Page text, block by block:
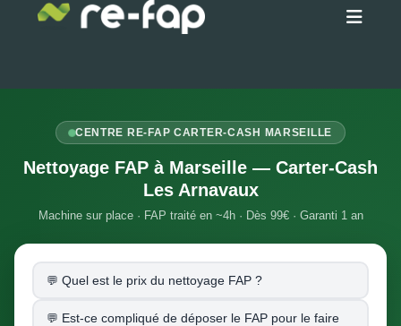
CENTRE RE-FAP CARTER-CASH MARSEILLE
Nettoyage FAP à Marseille — Carter-Cash
Les Arnavaux
Machine sur place · FAP traité en ~4h · Dès 99€ · Garanti 1 an
Quel est le prix du nettoyage FAP ?
Est-ce compliqué de déposer le FAP pour le faire